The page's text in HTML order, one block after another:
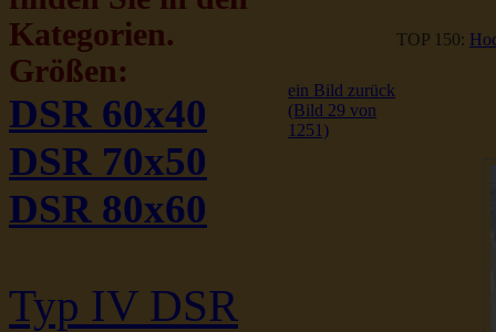
Kategorien.
Größen:
DSR 60x40
DSR 70x50
DSR 80x60
Typ IV DSR
TOP 150:
ein Bild zurück
(Bild 29 von
1251)